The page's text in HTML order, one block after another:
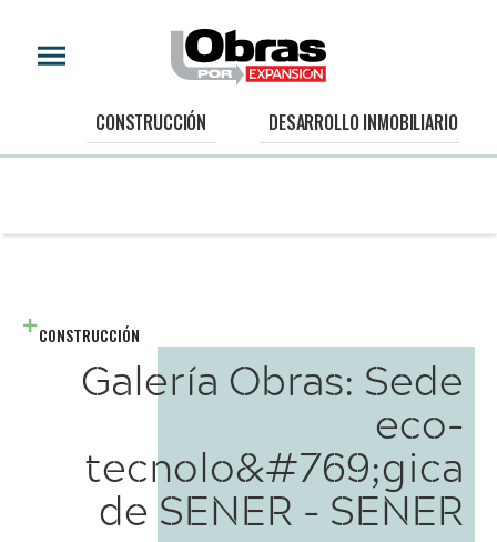
CONSTRUCCIÓN DESARROLLO INMOBILIARIO
CONSTRUCCIÓN
Galería Obras: Sede
eco-
tecnolo&#769;gica
de SENER - SENER